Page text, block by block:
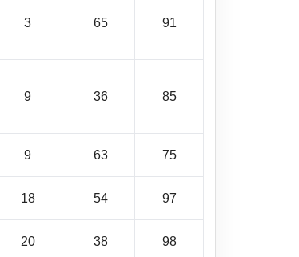
3 65 91
9 36 85
9 63 75
18 54 97
20 38 98